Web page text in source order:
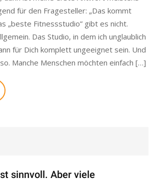
für den Fragesteller: „Das kommt
„beste Fitnessstudio” gibt es nicht.
Das Studio, in dem ich unglaublich
für Dich komplett ungeeignet sein. Und
Manche Menschen möchten einfach […]
sinnvoll. Aber viele